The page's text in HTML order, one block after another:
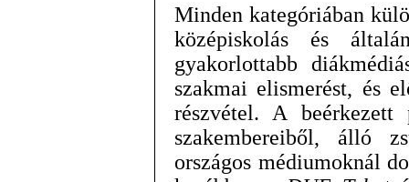
Minden kategóriában
középiskolás és
gyakorlottabb
szakmai elismerést, és
részvétel. A
szakembereiből, álló
országos médiumoknál